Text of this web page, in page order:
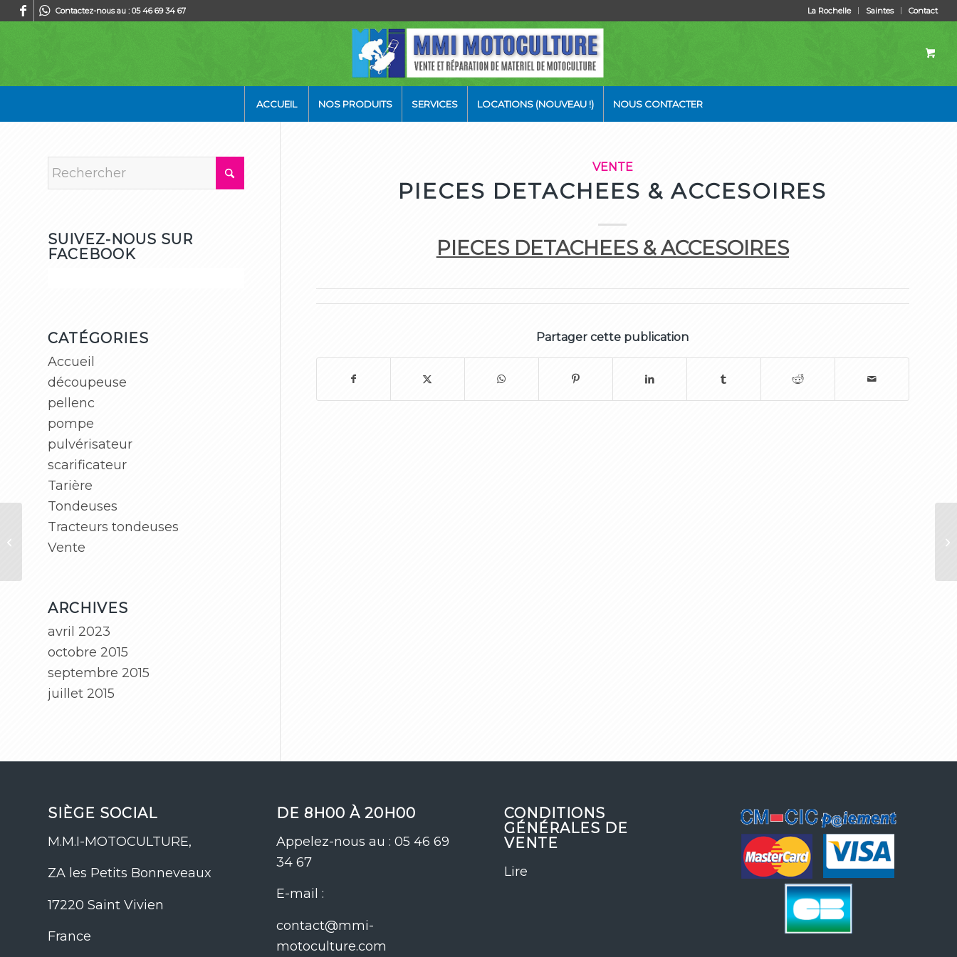
La Rochelle Saintes Contact
Contactez-nous au : 05 46 69 34 67
ACCUEIL NOS PRODUITS SERVICES LOCATIONS (NOUVEAU !) NOUS CONTACTER
VENTE
PIECES DETACHEES & ACCESOIRES
PIECES DETACHEES & ACCESOIRES
Partager cette publication
SUIVEZ-NOUS SUR
FACEBOOK
CATÉGORIES
Accueil
découpeuse
pellenc
pompe
pulvérisateur
scarificateur
Tarière
Tondeuses
Tracteurs tondeuses
Vente
ARCHIVES
avril 2023
octobre 2015
septembre 2015
juillet 2015
SIÈGE SOCIAL
M.M.I-MOTOCULTURE,
ZA les Petits Bonneveaux
17220 Saint Vivien
France
DE 8H00 À 20H00
Appelez-nous au : 05 46 69
34 67
E-mail :
contact@mmi-
motoculture.com
CONDITIONS
GÉNÉRALES DE
VENTE
Lire
Catalogue pellenc